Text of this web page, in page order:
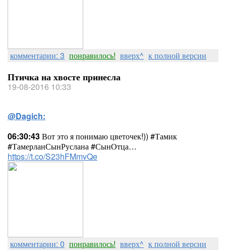
комментарии: 3 понравилось! вверх^ к полной версии
Птичка на хвосте принесла
19-08-2016 10:33
@Dagich:
06:30:43Вот это я понимаю цветочек!)) #Тамик
#ТамерланСынРуслана #СынОтца…
https://t.co/S23hFMmvQe
комментарии: 0 понравилось! вверх^ к полной версии